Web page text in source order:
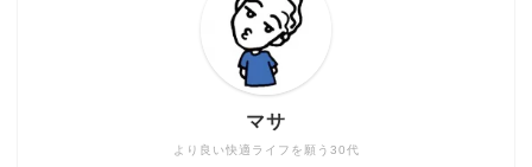
より良い快適ライフを願う30代
マサ